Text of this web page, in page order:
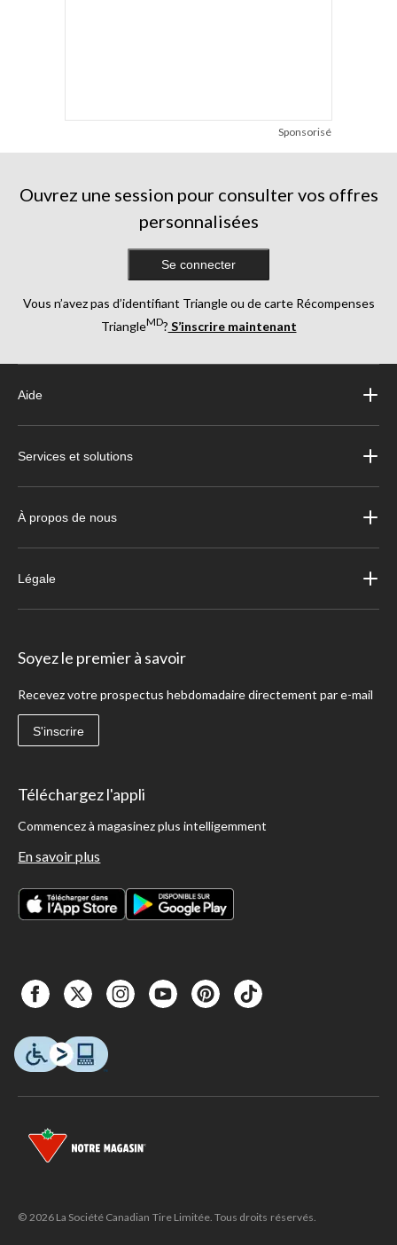
Sponsorisé
Ouvrez une session pour consulter vos offres
personnalisées
Se connecter
Vous n’avez pas d’identifiant Triangle ou de carte Récompenses
TriangleMD? S’inscrire maintenant
Aide
Services et solutions
À propos de nous
Légale
Soyez le premier à savoir
Recevez votre prospectus hebdomadaire directement par e-mail
S'inscrire
Téléchargez l'appli
Commencez à magasinez plus intelligemment
En savoir plus
© 2026 La Société Canadian Tire Limitée. Tous droits réservés.